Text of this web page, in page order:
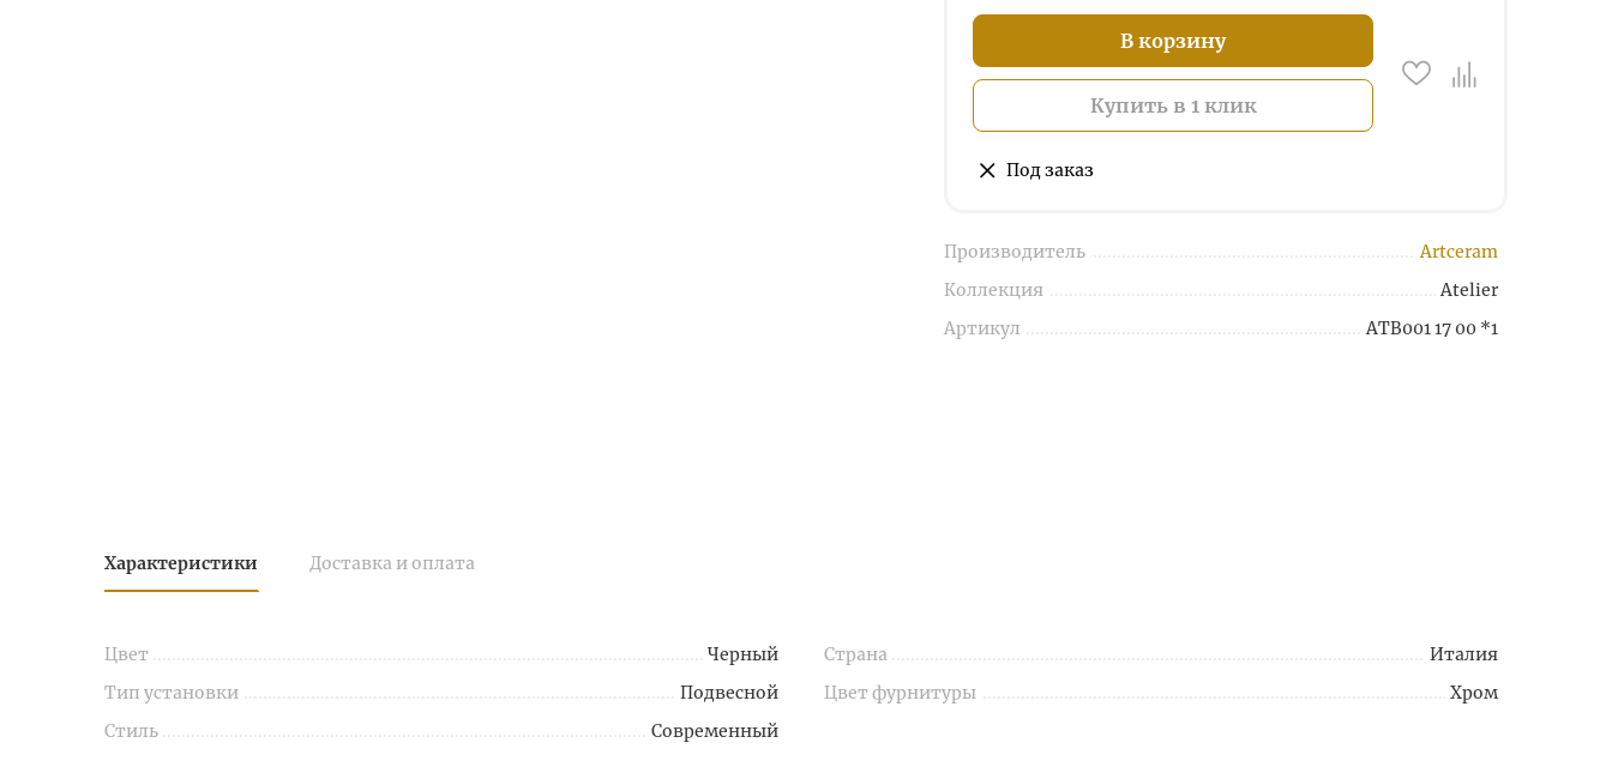
В корзину
Купить в 1 клик
Под заказ
Производитель
Artceram
Коллекция
Atelier
Артикул
ATB001 17 00 *1
Характеристики Доставка и оплата
Цвет
Черный
Тип установки
Подвесной
Стиль
Современный
Страна
Италия
Цвет фурнитуры
Хром